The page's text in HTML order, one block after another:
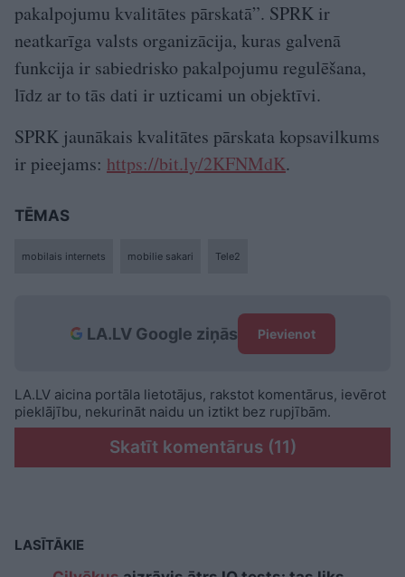
pakalpojumu kvalitātes pārskatā”. SPRK ir
neatkarīga valsts organizācija, kuras galvenā
funkcija ir sabiedrisko pakalpojumu regulēšana,
līdz ar to tās dati ir uzticami un objektīvi.
SPRK jaunākais kvalitātes pārskata kopsavilkums
ir pieejams: https://bit.ly/2KFNMdK.
TĒMAS
mobilais internets mobilie sakari Tele2
LA.LV Google ziņās Pievienot
LA.LV aicina portāla lietotājus, rakstot komentārus, ievērot
pieklājību, nekurināt naidu un iztikt bez rupjībām.
Skatīt komentārus (11)
LASĪTĀKIE